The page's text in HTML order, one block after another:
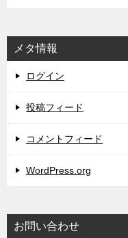
メタ情報
ログイン
投稿フィード
コメントフィード
WordPress.org
お問い合わせ